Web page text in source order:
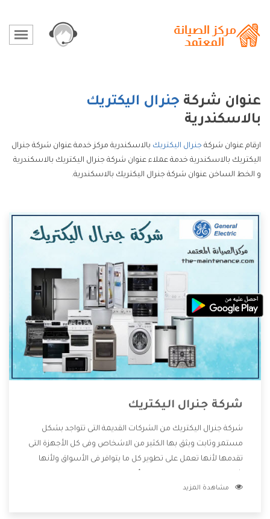
عنوان شركة جنرال اليكتريك
بالاسكندرية
ارقام عنوان شركة جنرال اليكتريك بالاسكندرية مركز خدمة عنوان شركة جنرال
اليكتريك بالاسكندرية خدمة عملاء عنوان شركة جنرال اليكتريك بالاسكندرية
و الخط الساخن عنوان شركة جنرال اليكتريك بالاسكندرية.
شركة جنرال اليكتريك
شركة جنرال اليكتريك من الشركات القديمة التى تتواجد بشكل
مستمر وثابت ويثق بها الكثير من الاشخاص وفى كل الأجهزة التى
تقدمها لأنها تعمل على تطوير كل ما يتوافر فى الأسواق ولأنها
المنتجات وتقدم للعملاء أقوى العروض والخصومات التى تسهل
مشاهدة المزيد